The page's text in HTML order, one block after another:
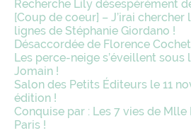
Recherche Lily désespérément
[Coup de coeur] – J’irai
lignes de Stéphanie Giordano !
Désaccordée de Florence
Les perce-neige s’éveillent
Jomain !
Salon des Petits Éditeurs le 11
édition !
Conquise par : Les 7 vies de
Paris !